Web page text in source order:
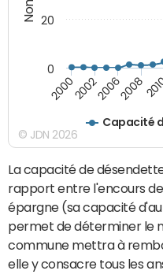
Capacité
2000200220062008
0
20
© JDN 2026
La capacité de
rapport entre l'encours
épargne (sa capacité
permet de déterminer le
commune mettra à
elle y consacre tous les